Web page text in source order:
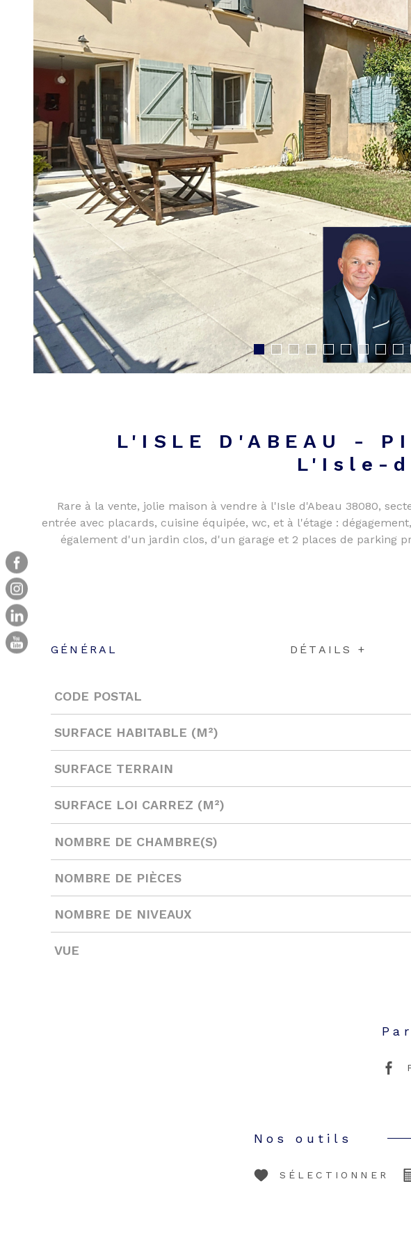
L'ISLE D'ABEAU -
L'Isle-
Rare à la vente, jolie maison à vendre à l'Isle d'Abeau 38080,
entrée avec placards, cuisine équipée, wc, et à l'étage :
également d'un jardin clos, d'un garage et 2 places de parking
GÉNÉRAL DÉTAILS +
Caractérisque Valeurs
CODE POSTAL
SURFACE HABITABLE (M²)
SURFACE TERRAIN
SURFACE LOI CARREZ (M²)
NOMBRE DE CHAMBRE(S)
NOMBRE DE PIÈCES
NOMBRE DE NIVEAUX
VUE
Nos outils
SÉLECTIONNER